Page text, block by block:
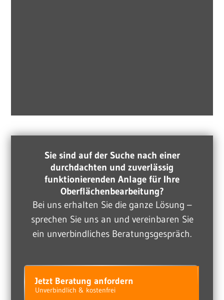
Sie sind auf der Suche nach einer
durchdachten und zuverlässig
funktionierenden Anlage für Ihre
Oberflächenbearbeitung?
Bei uns erhalten Sie die ganze Lösung –
sprechen Sie uns an und vereinbaren Sie
ein unverbindliches Beratungsgespräch.
Jetzt Beratung anfordern
Unverbindlich & kostenfrei